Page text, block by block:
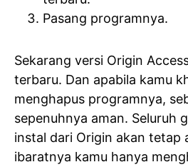
Pasang programnya.
Sekarang versi Origin
terbaru. Dan apabila kamu
menghapus programnya,
sepenuhnya aman. Seluruh
instal dari Origin akan tetap
ibaratnya kamu hanya